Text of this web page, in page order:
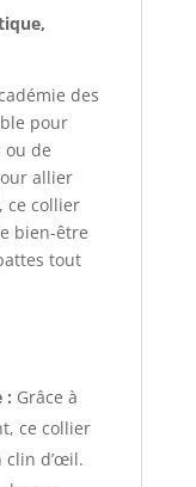
des
pour
de
allier
ce collier
bien-être
tout
: Grâce à
ce collier
clin d’œil.